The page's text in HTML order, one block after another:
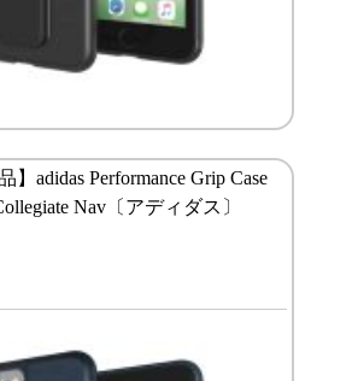
】adidas Performance Grip Case
Nav〔アディダス〕